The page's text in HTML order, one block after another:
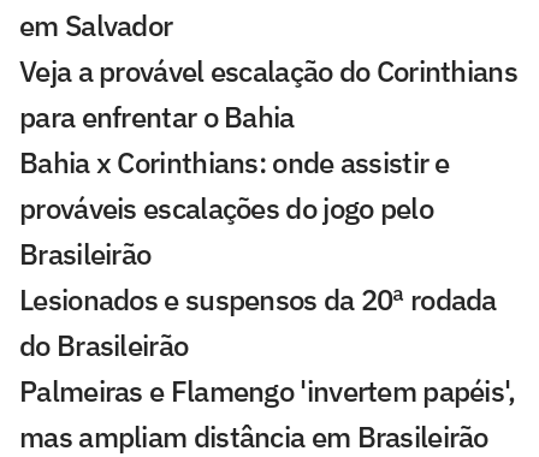
em Salvador
Veja a provável escalação do Corinthians
para enfrentar o Bahia
Bahia x Corinthians: onde assistir e
prováveis escalações do jogo pelo
Brasileirão
Lesionados e suspensos da 20ª rodada
do Brasileirão
Palmeiras e Flamengo 'invertem papéis',
mas ampliam distância em Brasileirão